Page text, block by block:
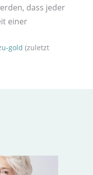
dass jeder
einer
gold (zuletzt